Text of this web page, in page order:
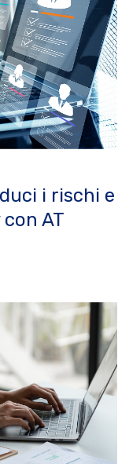
i rischi e
AT